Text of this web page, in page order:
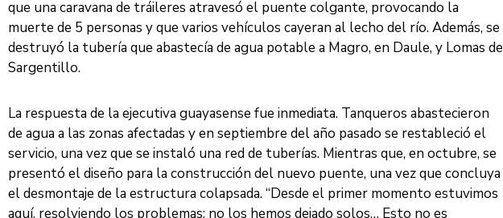
que una caravana de tráileres atravesó el puente colgante, provocando la
muerte de 5 personas y que varios vehículos cayeran al lecho del río. Además, se
destruyó la tubería que abastecía de agua potable a Magro, en Daule, y Lomas de
Sargentillo.
La respuesta de la ejecutiva guayasense fue inmediata. Tanqueros abastecieron
de agua a las zonas afectadas y en septiembre del año pasado se restableció el
servicio, una vez que se instaló una red de tuberías. Mientras que, en octubre, se
presentó el diseño para la construcción del nuevo puente, una vez que concluya
el desmontaje de la estructura colapsada. “Desde el primer momento estuvimos
aquí, resolviendo los problemas; no los hemos dejado solos… Esto no es